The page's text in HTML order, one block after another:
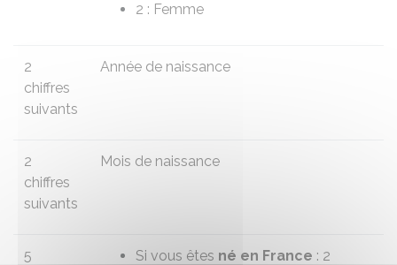
2 : Femme
2
chiffres
suivants
Année de naissance
2
chiffres
suivants
Mois de naissance
5
Si vous êtes né en France : 2